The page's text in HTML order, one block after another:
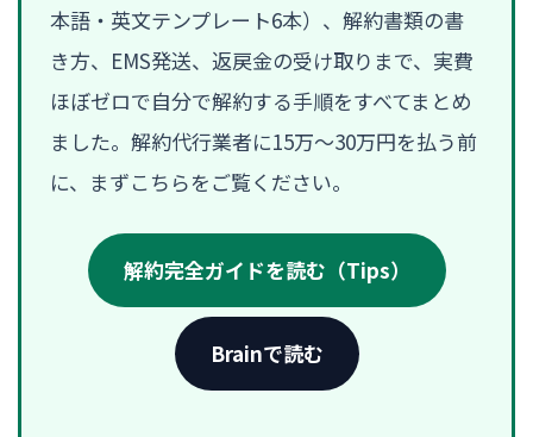
本語・英文テンプレート6本）、解約書類の書
き方、EMS発送、返戻金の受け取りまで、実費
ほぼゼロで自分で解約する手順をすべてまとめ
ました。解約代行業者に15万〜30万円を払う前
に、まずこちらをご覧ください。
解約完全ガイドを読む（Tips）
Brainで読む